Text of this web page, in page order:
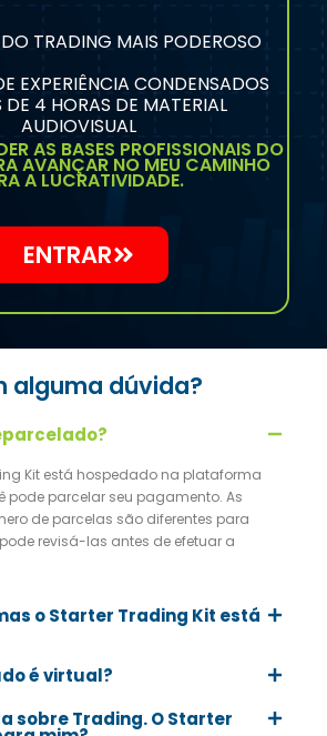
DO TRADING MAIS PODEROSO
EXPERIÊNCIA CONDENSADOS
DE 4 HORAS DE MATERIAL
AUDIOVISUAL
AS BASES PROFISSIONAIS DO
AVANÇAR NO MEU CAMINHO
A LUCRATIVIDADE.
ENTRAR
alguma dúvida?
Kit está hospedado na plataforma
pode parcelar seu pagamento. As
de parcelas são diferentes para
revisá-las antes de efetuar a
o Starter Trading Kit está
é virtual?
sobre Trading. O Starter